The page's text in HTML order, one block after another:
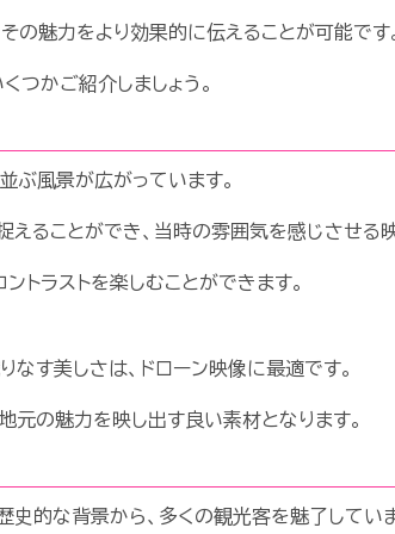
の魅力をより効果的に伝えることが可能です
つかご紹介しましょう。
ぶ風景が広がっています。
ることができ、当時の雰囲気を感じさせる
トラストを楽しむことができます。
なす美しさは、ドローン映像に最適です。
の魅力を映し出す良い素材となります。
的な背景から、多くの観光客を魅了していま